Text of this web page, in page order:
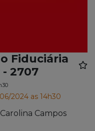
Fiduciária
2707
2024 as 14h30
Campos